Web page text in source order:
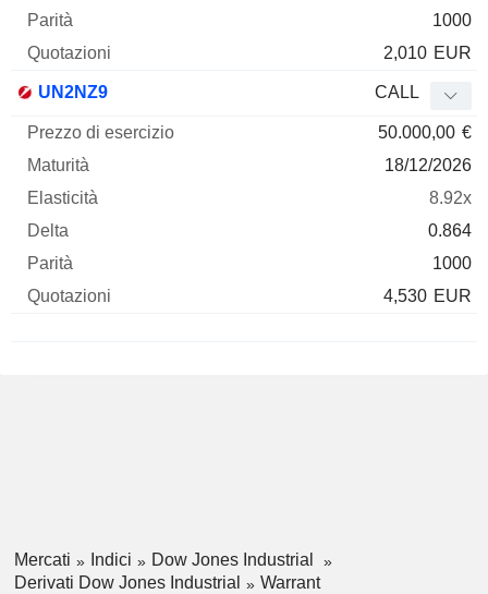
1000
2,010 EUR
UN2NZ9 CALL
50.000,00 €
18/12/2026
8.92x
0.864
1000
4,530 EUR
Mercati Indici
Dow Jones Industrial
Derivati Dow Jones Industrial
Warrant